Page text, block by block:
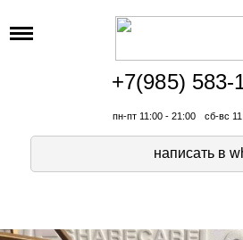
+7(985) 583-
пн-пт 11:00 - 21:00 сб-вс
написать в